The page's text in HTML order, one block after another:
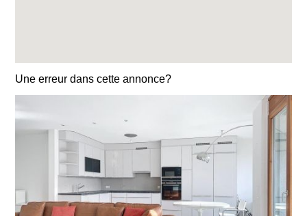
Une erreur dans cette annonce?